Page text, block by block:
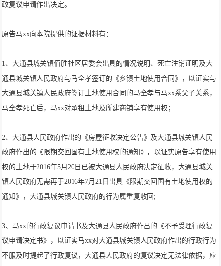
政复议申请作出决定。
原告马xx向本院提供的证据材料有：
1、大通县城关镇佰胜社区居委会出具的情况说明、死亡注销证明及大
通县城关镇人民政府与马全孝签订的《乡镇土地使用合同》，以证实与
大通县城关镇人民政府签订土地使用合同的马全孝与马xx系父子关系，
马全孝死亡后，马xx对承租土地及所建商铺享有使用权；
2、大通县人民政府作出的《房屋征收决定公告》及大通县城关镇人民
政府作出的《限期交回国有土地使用权的通知》，以证实原告享有使用
权的土地于2016年5月20日已被大通县人民政府决定征收，大通县城关
镇人民政府无需再于2016年7月21日出具《限期交回国有土地使用权的
通知》，大通县城关镇人民政府的行为属重复收回;
3、马xx的行政复议申请书及大通县人民政府作出的《不予受理行政复
议申请决定书》，以证实马xx对大通县城关镇人民政府作出的行政行为
不服及时提起了行政复议，大通县人民政府的复议决定无法律依据，应